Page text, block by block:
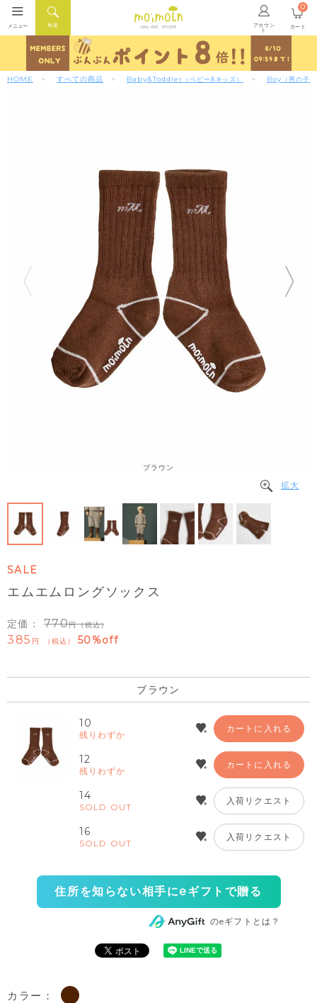
ONLINE STORE アカウン
ト
検索
メニュー カート
0
HOME すべての商品 Baby&Toddler （ベビー&キッズ） Boy （男の子）
ブラウン
拡大
SALE
エムエムロングソックス
定価： 770 （税込）
385 税込 50%off
ブラウン
10
残りわずか
カートに入れる
12
残りわずか
カートに入れる
14
SOLD OUT
入荷リクエスト
16
SOLD OUT
入荷リクエスト
住所を知らない相手にeギフトで贈る
のeギフトとは？
カラー：